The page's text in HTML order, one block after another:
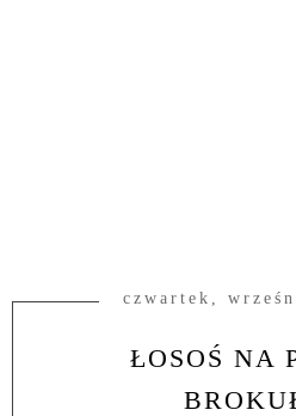
czwartek,
ŁOSOŚ NA